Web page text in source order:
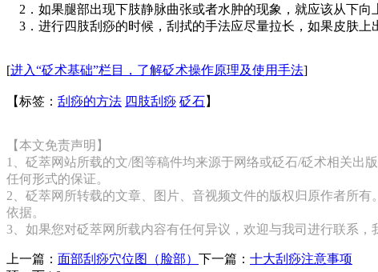
2．如果腿部出现下肢静脉曲张或者水肿的现象，就应该从下向
3．进行四肢刮痧的时候，刮拭的手法应尽量拉长，如果皮肤上
[进入“砭术基础”栏目，了解砭术操作原理及使用手法]
【标签： 刮痧的方法 四肢刮痧 砭石】
【本文免责声明】
1、砭萃网站所载的文/图等稿件均来源于网络或砭石/砭术相关出
任何形式的保证。
2、砭萃网所转载的文章、图片、音视频文件的版权归原作者所
依据。
3、如果您对砭萃网所载内容有任何异议，欢迎与我司进行联系，
上一篇： 面部刮痧穴位图（脸部） 下一篇： 十大刮痧注意事项